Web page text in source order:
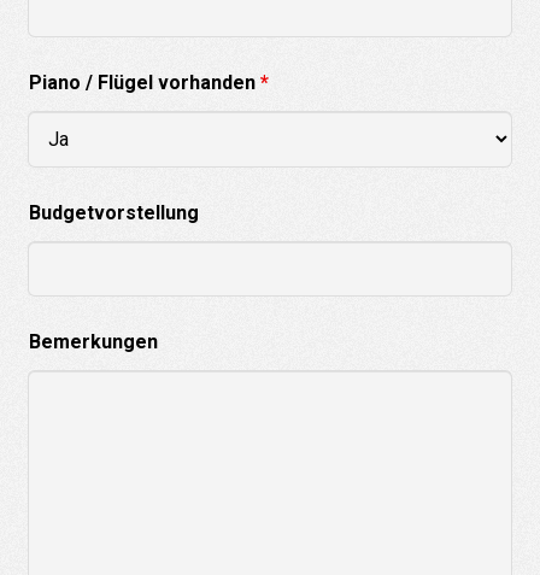
Piano / Flügel vorhanden *
Budgetvorstellung
Bemerkungen